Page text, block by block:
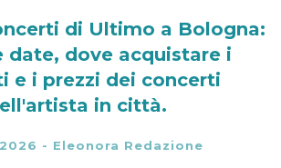
di Ultimo a Bologna:
date, dove acquistare i
e i prezzi dei concerti
in città.
- Eleonora Redazione